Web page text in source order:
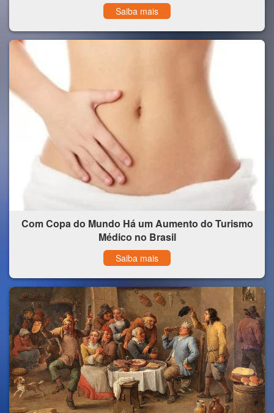
Saiba mais
Com Copa do Mundo Há um Aumento do Turismo
Médico no Brasil
Saiba mais